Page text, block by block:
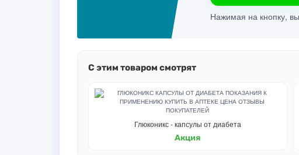
Нажимая на кнопку,
С этим товаром смотрят
Глюконикс - капсулы от диабета
Акция